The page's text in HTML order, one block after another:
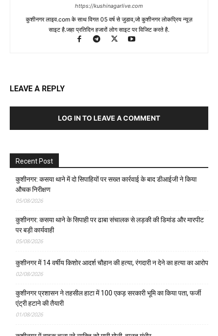
https://kushinagarlive.com
कुशीनगर लाइव.com के साथ विगत 05 वर्ष से जुडाव,जो कुशीनगर लोकप्रिय न्यूज़
साइट है.जहा प्रतिदिन हजारों लोग साइट पर विजिट करते है.
LEAVE A REPLY
LOG IN TO LEAVE A COMMENT
Recent Post
कुशीनगर: कसया थाने में दो सिपाहियों पर सख्त कार्रवाई के बाद डीआईजी ने किया
औचक निरीक्षण
05/08/2026
कुशीनगर: कसया थाने के सिपाही पर ढाबा संचालक से लड़की की डिमांड और मारपीट
पर बड़ी कार्यवाही
05/08/2026
कुशीनगर में 14 वर्षीय किशोर आदर्श चौहान की हत्या, रंगदारी न देने का हत्या का आरोप
02/08/2026
कुशीनगर प्रशासन ने तहसील हाटा में 100 एकड़ सरकारी भूमि का किया पता, फर्जी
एंट्री हटाने की तैयारी
01/08/2026